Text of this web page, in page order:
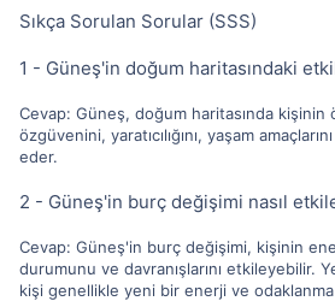
Sıkça Sorulan Sorular (SSS)
1 - Güneş'in doğum haritasındaki
Cevap: Güneş, doğum haritasında
özgüvenini, yaratıcılığını, yaşam
eder.
2 - Güneş'in burç değişimi nasıl
Cevap: Güneş'in burç değişimi, kişinin
durumunu ve davranışlarını etkileyebilir.
kişi genellikle yeni bir enerji ve